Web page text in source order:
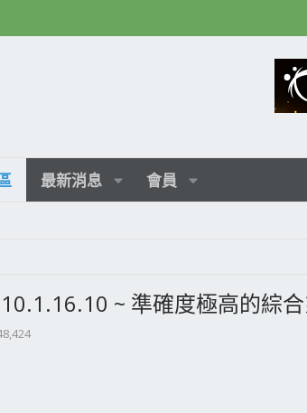
最新消息 會員
~ 準確度極高的綜